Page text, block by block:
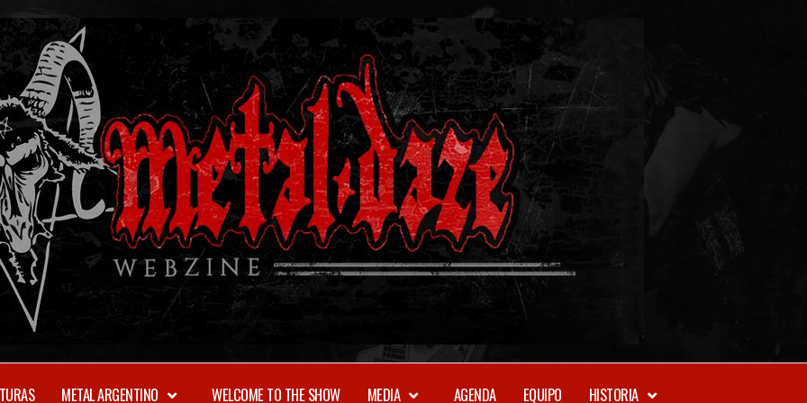
WEBZINE
METAL ARGENTINO WELCOME TO THE SHOW MEDIA AGENDA EQUIPO HISTORIA